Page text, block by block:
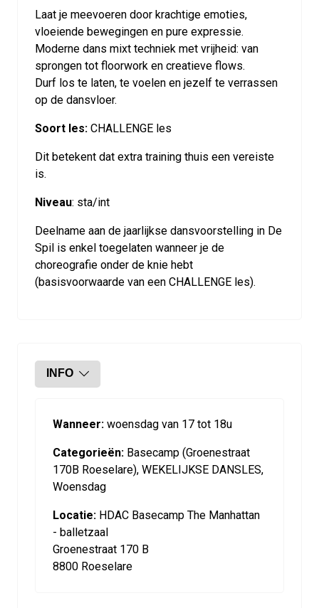
Laat je meevoeren door krachtige emoties,
vloeiende bewegingen en pure expressie.
Moderne dans mixt techniek met vrijheid: van
sprongen tot floorwork en creatieve flows.
Durf los te laten, te voelen en jezelf te verrassen
op de dansvloer.
Soort les: CHALLENGE les
Dit betekent dat extra training thuis een vereiste
is.
Niveau: sta/int
Deelname aan de jaarlijkse dansvoorstelling in De
Spil is enkel toegelaten wanneer je de
choreografie onder de knie hebt
(basisvoorwaarde van een CHALLENGE les).
INFO
Wanneer: woensdag van 17 tot 18u
Categorieën: Basecamp (Groenestraat
170B Roeselare), WEKELIJKSE DANSLES,
Woensdag
Locatie: HDAC Basecamp The Manhattan
- balletzaal
Groenestraat 170 B
8800 Roeselare